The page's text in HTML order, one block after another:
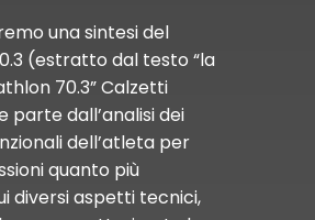
una sintesi del
(estratto dal testo “la
70.3” Calzetti
parte dall’analisi dei
dell’atleta per
quanto più
diversi aspetti tecnici,